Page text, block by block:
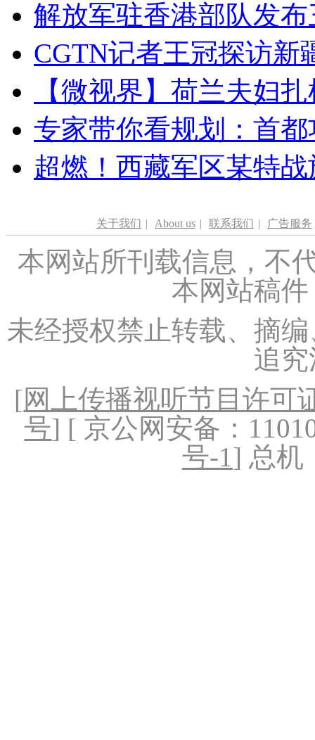
解放军驻香港部队发
CGTN记者王冠探访新
【微视界】荷兰夫妇
专家带你看规划：首
超燃！西藏军区某特
关于我们 | About us | 联系我们 | 广告服务
本网站所刊载信息，不
本网站稿
未经授权禁止转载、摘
追
[网上传播视听节目许可
号] [ 京公网安备：
号-1] 总机